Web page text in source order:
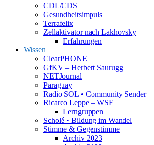
CDL/CDS
Gesundheitsimpuls
Terrafelix
Zellaktivator nach Lakhovsky
Erfahrungen
Wissen
ClearPHONE
GfKV – Herbert Saurugg
NETJournal
Paraguay
Radio SOL • Community Sender
Ricarco Leppe – WSF
Lerngruppen
Scholé • Bildung im Wandel
Stimme & Gegenstimme
Archiv 2023